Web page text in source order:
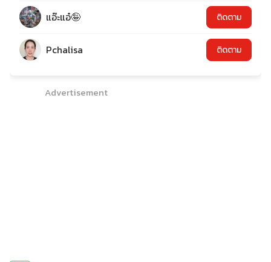
แอ๊ะแอ๋🤪 ติดตาม
Pchalisa ติดตาม
Advertisement